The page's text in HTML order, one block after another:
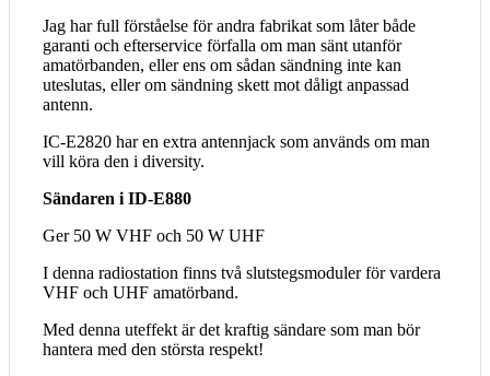
Jag har full förståelse för andra fabrikat som låter både
garanti och efterservice förfalla om man sänt utanför
amatörbanden, eller ens om sådan sändning inte kan
uteslutas, eller om sändning skett mot dåligt anpassad
antenn.
IC-E2820 har en extra antennjack som används om man
vill köra den i diversity.
Sändaren i ID-E880
Ger 50 W VHF och 50 W UHF
I denna radiostation finns två slutstegsmoduler för vardera
VHF och UHF amatörband.
Med denna uteffekt är det kraftig sändare som man bör
hantera med den största respekt!